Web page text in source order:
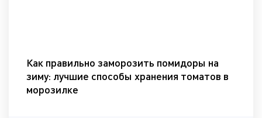
Как правильно заморозить помидоры на
зиму: лучшие способы хранения томатов в
морозилке